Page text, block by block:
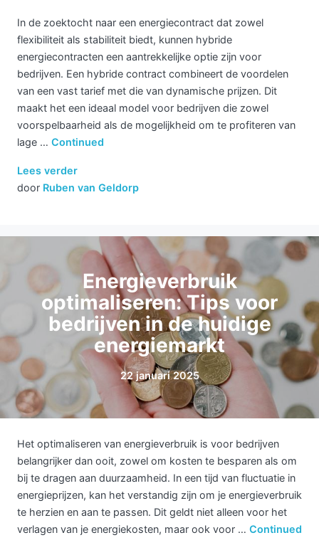
In de zoektocht naar een energiecontract dat zowel
flexibiliteit als stabiliteit biedt, kunnen hybride
energiecontracten een aantrekkelijke optie zijn voor
bedrijven. Een hybride contract combineert de voordelen
van een vast tarief met die van dynamische prijzen. Dit
maakt het een ideaal model voor bedrijven die zowel
voorspelbaarheid als de mogelijkheid om te profiteren van
lage … Continued
Lees verder
door Ruben van Geldorp
Energieverbruik
optimaliseren: Tips voor
bedrijven in de huidige
energiemarkt
22 januari 2025
Het optimaliseren van energieverbruik is voor bedrijven
belangrijker dan ooit, zowel om kosten te besparen als om
bij te dragen aan duurzaamheid. In een tijd van fluctuatie in
energieprijzen, kan het verstandig zijn om je energieverbruik
te herzien en aan te passen. Dit geldt niet alleen voor het
verlagen van je energiekosten, maar ook voor … Continued